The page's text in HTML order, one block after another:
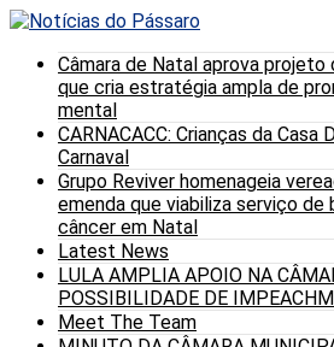
Câmara de Natal aprova projeto
que cria estratégia ampla de
mental
CARNACACC: Crianças da Casa
Carnaval
Grupo Reviver homenageia
emenda que viabiliza serviço
câncer em Natal
Latest News
LULA AMPLIA APOIO NA
POSSIBILIDADE DE
Meet The Team